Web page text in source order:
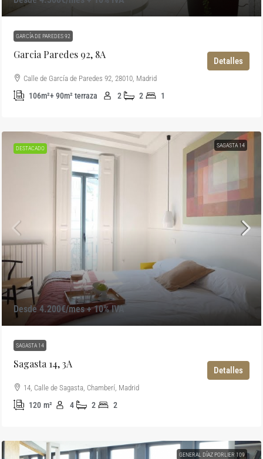
GARCÍA DE PAREDES 92
Garcia Paredes 92, 8A
Calle de García de Paredes 92, 28010, Madrid
1
2
2
106m²+ 90m² terraza
Detalles
DESTACADO SAGASTA 14
Desde 4.200€/mes + 10% IVA
SAGASTA 14
Sagasta 14, 3A
14, Calle de Sagasta, Chamberí, Madrid
2
2
4
120 m²
Detalles
GENERAL DÍAZ PORLIER 109